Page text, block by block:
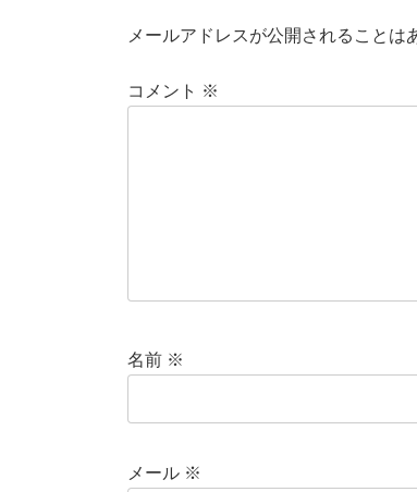
メールアドレスが公開されることは
コメント ※
名前 ※
メール ※